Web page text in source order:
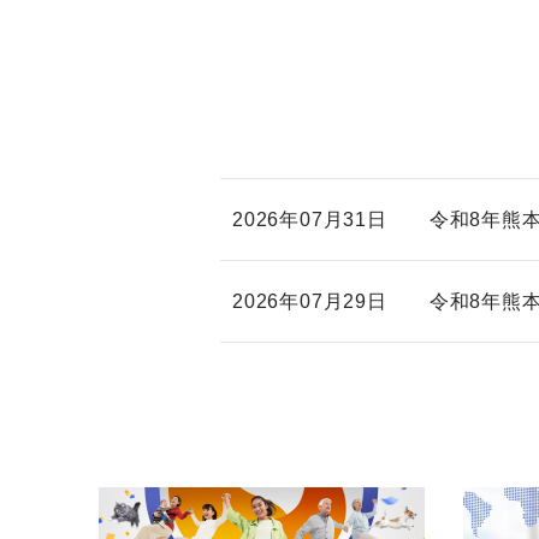
2026年07月31日 令和8年熊
2026年07月29日 令和8年熊